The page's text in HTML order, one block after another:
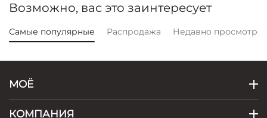
Возможно, вас это заинтересует
Самые популярные Распродажа Недавно
МОЁ
КОМПАНИЯ